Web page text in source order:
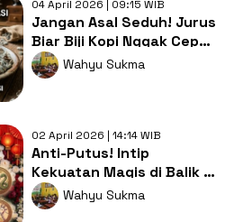
04 April 2026 | 09:15 WIB
Jangan Asal Seduh! Jurus
Biar Biji Kopi Nggak Cepat
Basi dan Tetap Segar
Wahyu Sukma
02 April 2026 | 14:14 WIB
Anti-Putus! Intip
Kekuatan Magis di Balik 7
Pasangan Shio Paling
Kompak Ini
Wahyu Sukma